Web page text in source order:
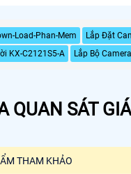
Load-Phan-Mem Lắp Đặt
KX-C2121S5-A Lắp Bộ
QUAN SÁT
THAM KHẢO